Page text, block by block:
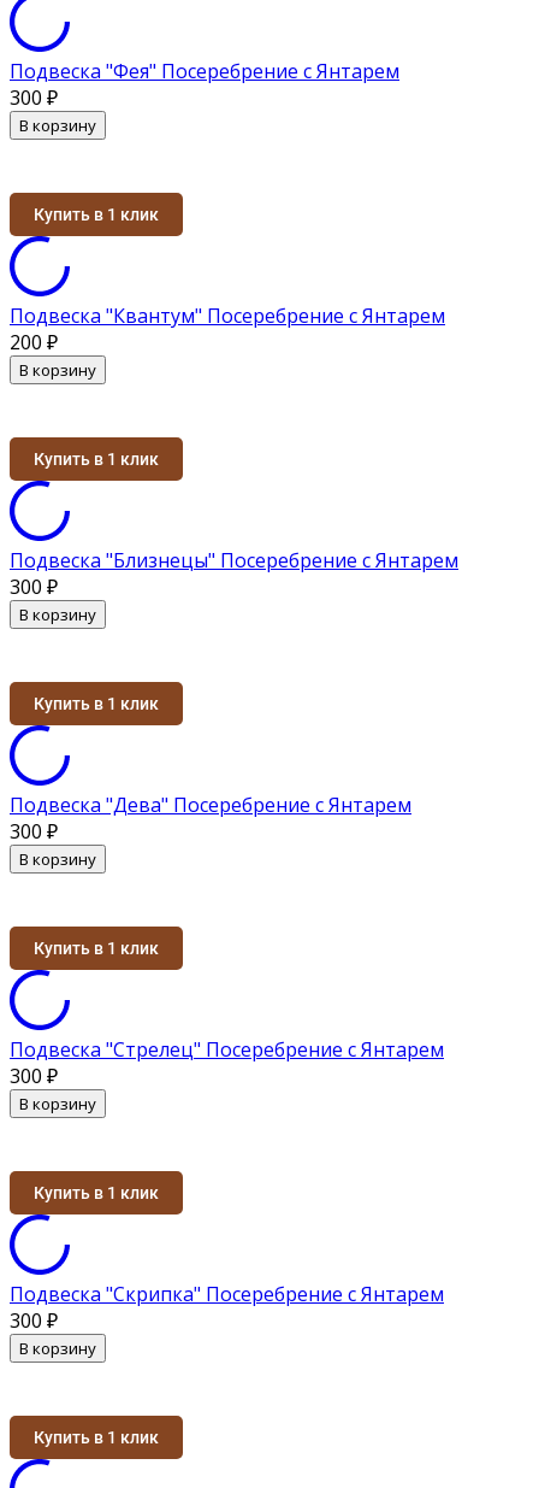
Подвеска "Фея" Посеребрение с Янтарем
300 ₽
В корзину
Купить в 1 клик
Подвеска "Квантум" Посеребрение с Янтарем
200 ₽
В корзину
Купить в 1 клик
Подвеска "Близнецы" Посеребрение с Янтарем
300 ₽
В корзину
Купить в 1 клик
Подвеска "Дева" Посеребрение с Янтарем
300 ₽
В корзину
Купить в 1 клик
Подвеска "Стрелец" Посеребрение с Янтарем
300 ₽
В корзину
Купить в 1 клик
Подвеска "Скрипка" Посеребрение с Янтарем
300 ₽
В корзину
Купить в 1 клик